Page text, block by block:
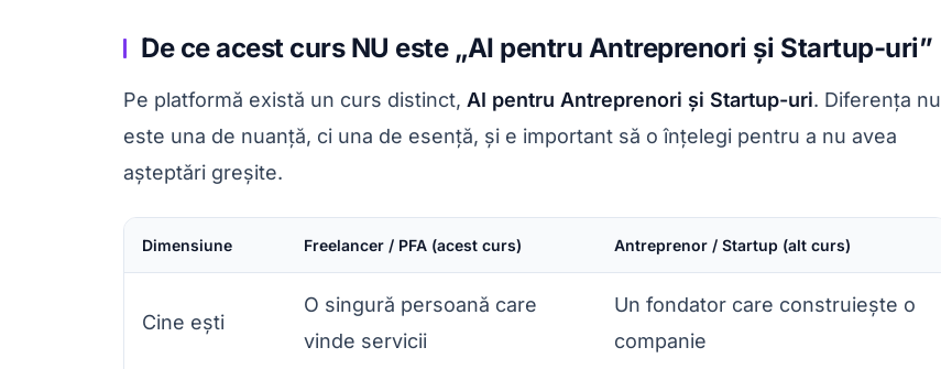
De ce acest curs NU este „AI pentru Antreprenori și Startup-uri”
Pe platformă există un curs distinct, AI pentru Antreprenori și Startup-uri. Diferența nu
este una de nuanță, ci una de esență, și e important să o înțelegi pentru a nu avea
așteptări greșite.
Dimensiune Freelancer / PFA (acest curs) Antreprenor / Startup (alt curs)
Cine ești
O singură persoană care
vinde servicii
Un fondator care construiește o
companie